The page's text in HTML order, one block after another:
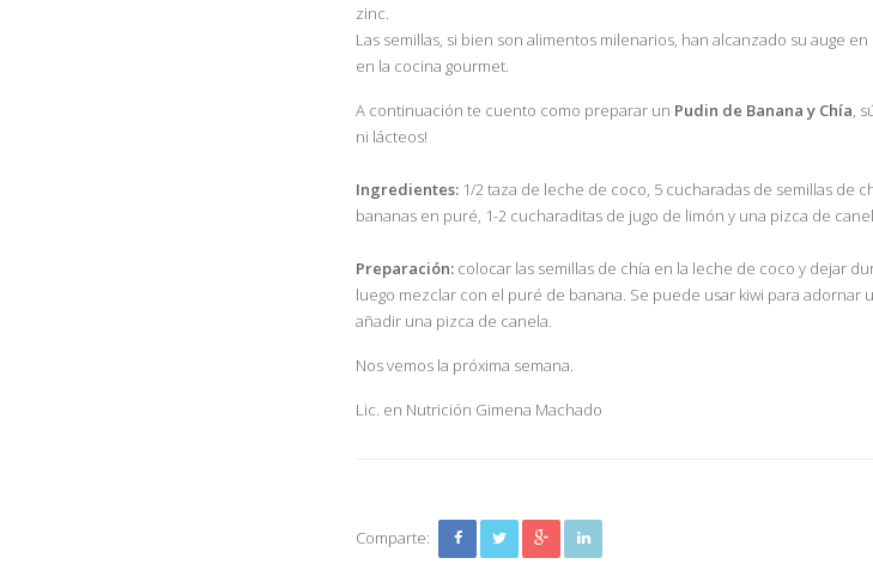
zinc.
Las semillas, si bien son alimentos milenarios, han alcanzado su auge
en la cocina gourmet.
A continuación te cuento como preparar un Pudin de Banana y Chía,
ni lácteos!
Ingredientes: 1/2 taza de leche de coco, 5 cucharadas de semillas de
bananas en puré, 1-2 cucharaditas de jugo de limón y una pizca de
Preparación: colocar las semillas de chía en la leche de coco y dejar
luego mezclar con el puré de banana. Se puede usar kiwi para adornar
añadir una pizca de canela.
Nos vemos la próxima semana.
Lic. en Nutrición Gimena Machado
Comparte: